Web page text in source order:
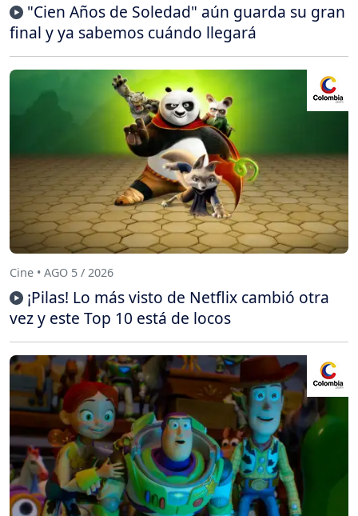
"Cien Años de Soledad" aún guarda su gran
final y ya sabemos cuándo llegará
Cine • AGO 5 / 2026
¡Pilas! Lo más visto de Netflix cambió otra
vez y este Top 10 está de locos